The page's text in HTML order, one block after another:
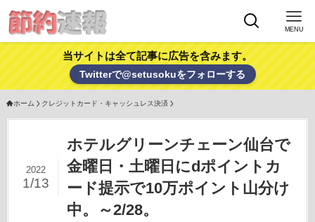
MENU
当サイトは全て記事に広告を含みます。
Twitterで@setusokuをフォローする
ホーム クレジットカード・キャッシュレス決済
ホテルグリーンチェーン仙台で
金曜日・土曜日にdポイントカ
ード提示で10万ポイント山分け
中。～2/28。
2022
1/13